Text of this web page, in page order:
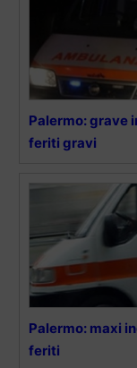
Palermo: grave
feriti gravi
Palermo: maxi
feriti